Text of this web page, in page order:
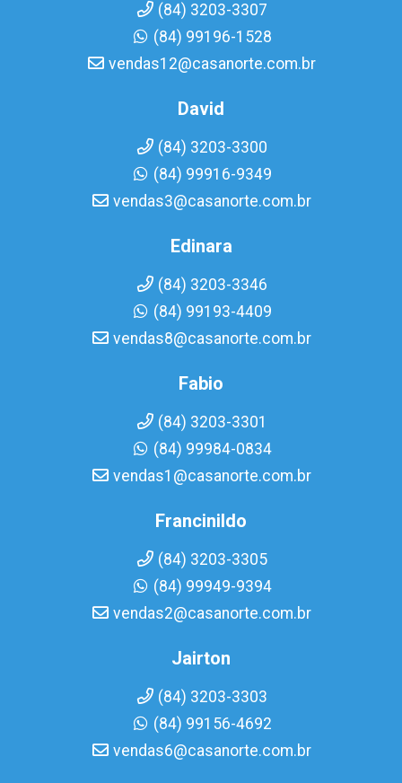
(84) 3203-3307
(84) 99196-1528
vendas12@casanorte.com.br
David
(84) 3203-3300
(84) 99916-9349
vendas3@casanorte.com.br
Edinara
(84) 3203-3346
(84) 99193-4409
vendas8@casanorte.com.br
Fabio
(84) 3203-3301
(84) 99984-0834
vendas1@casanorte.com.br
Francinildo
(84) 3203-3305
(84) 99949-9394
vendas2@casanorte.com.br
Jairton
(84) 3203-3303
(84) 99156-4692
vendas6@casanorte.com.br